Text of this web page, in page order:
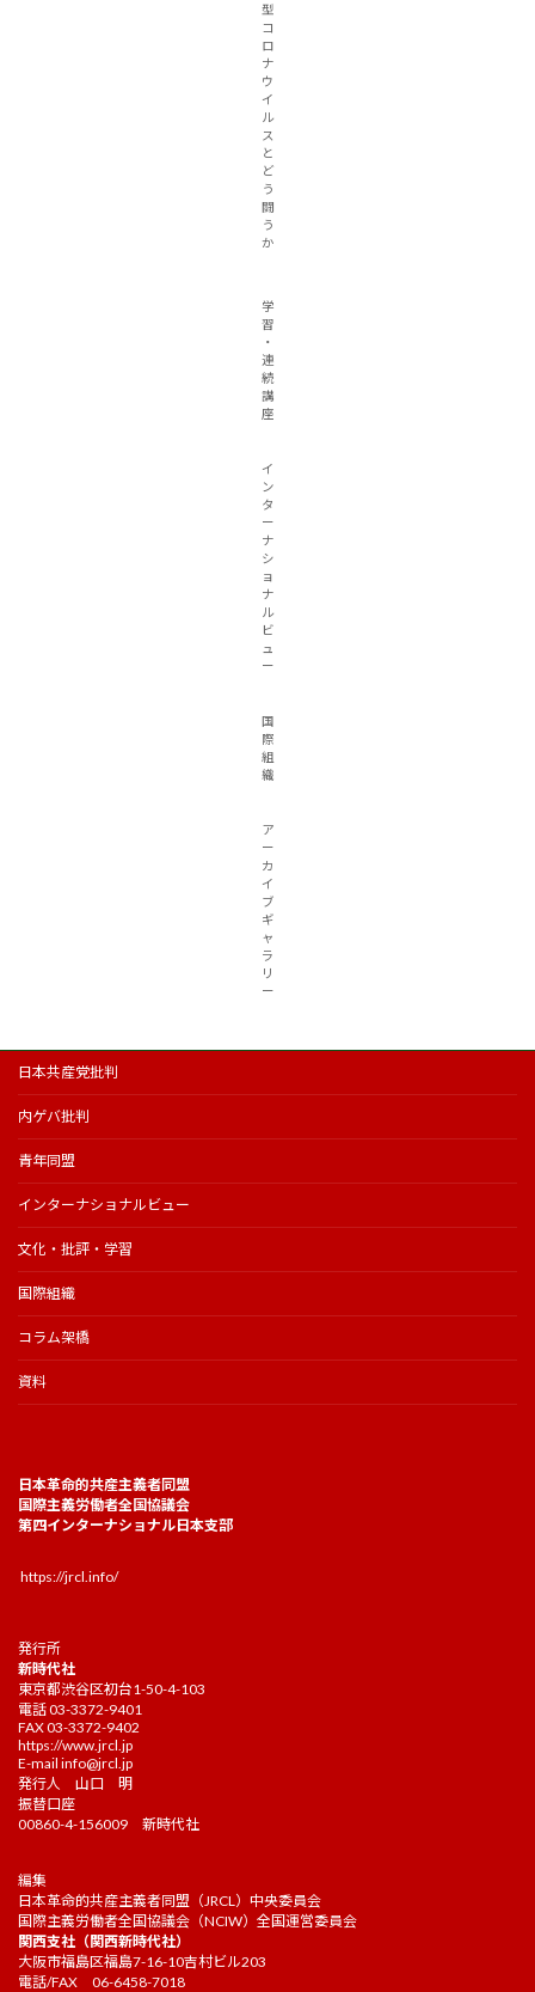
型
コ
ロ
ナ
ウ
イ
ル
ス
と
ど
う
闘
う
か
学
習
・
連
続
講
座
イ
ン
タ
ー
ナ
シ
ョ
ナ
ル
ビ
ュ
ー
国
際
組
織
ア
ー
カ
イ
ブ
ギ
ャ
ラ
リ
ー
日本共産党批判
内ゲバ批判
青年同盟
インターナショナルビュー
文化・批評・学習
国際組織
コラム架橋
資料
日本革命的共産主義者同盟
国際主義労働者全国協議会
第四インターナショナル日本支部
https://jrcl.info/
発行所
新時代社
東京都渋谷区初台1-50-4-103
電話 03-3372-9401
FAX 03-3372-9402
https://www.jrcl.jp
E-mail info@jrcl.jp
発行人 山口 明
振替口座
00860-4-156009 新時代社
編集
日本革命的共産主義者同盟（JRCL）中央委員会
国際主義労働者全国協議会（NCIW）全国運営委員会
関西支社（関西新時代社）
大阪市福島区福島7-16-10吉村ビル203
電話/FAX 06-6458-7018